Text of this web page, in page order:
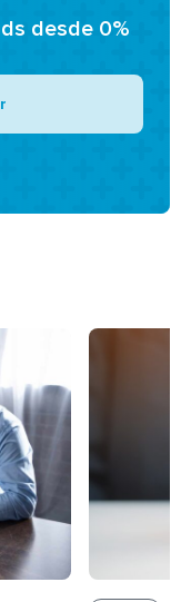
desde 0%